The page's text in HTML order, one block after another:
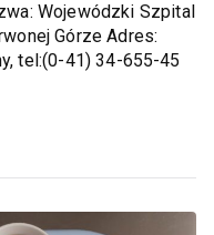
Wojewódzki Szpital
Górze Adres:
tel:(0-41) 34-655-45